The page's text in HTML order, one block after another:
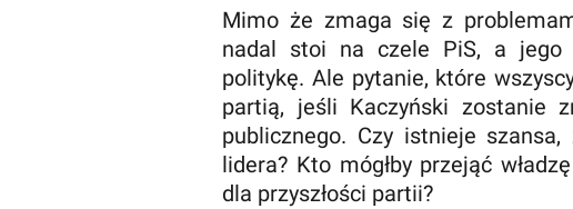
Mimo że zmaga się z
nadal stoi na czele PiS, a jego
politykę. Ale pytanie, które
partią, jeśli Kaczyński zostanie
publicznego. Czy istnieje
lidera? Kto mógłby przejąć
dla przyszłości partii?